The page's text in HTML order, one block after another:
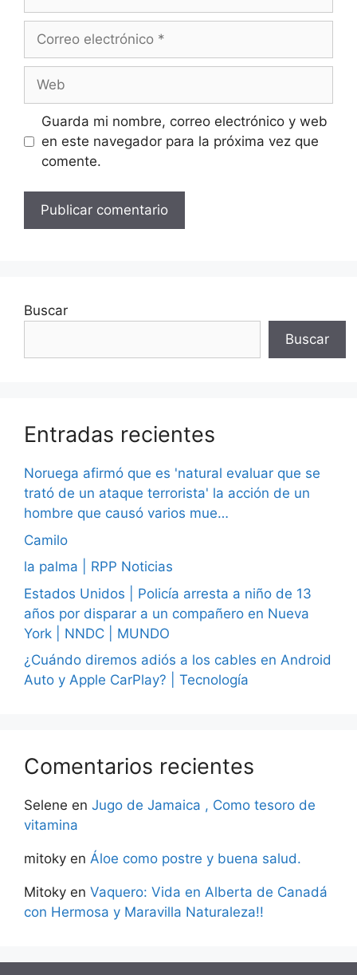
electrónico
Guarda mi nombre, correo electrónico y web
en este navegador para la próxima vez que
comente.
Buscar
Buscar
Entradas recientes
Noruega afirmó que es 'natural evaluar que se
trató de un ataque terrorista' la acción de un
hombre que causó varios mue…
Camilo
la palma | RPP Noticias
Estados Unidos | Policía arresta a niño de 13
años por disparar a un compañero en Nueva
York | NNDC | MUNDO
¿Cuándo diremos adiós a los cables en Android
Auto y Apple CarPlay? | Tecnología
Comentarios recientes
Selene en Jugo de Jamaica , Como tesoro de
vitamina
mitoky en Áloe como postre y buena salud.
Mitoky en Vaquero: Vida en Alberta de Canadá
con Hermosa y Maravilla Naturaleza!!